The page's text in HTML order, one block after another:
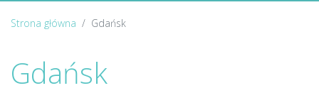
Strona główna Gdańsk
Gdańsk